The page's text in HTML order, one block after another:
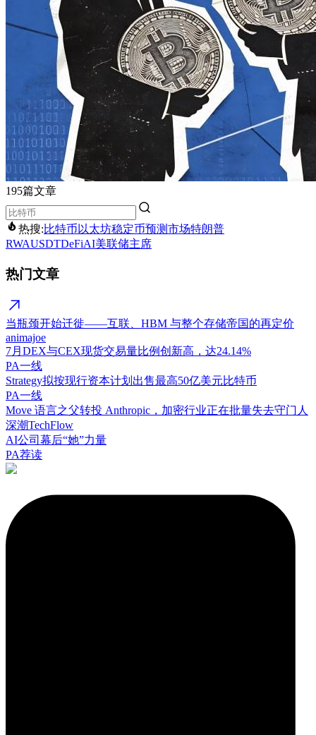
195篇文章
热搜:比特币 以太坊稳定币预测市场特朗普
RWAUSDTDeFiAI美联储主席
热门文章
当瓶颈开始迁徙——互联、HBM 与整个存储帝国的再定价
animajoe
7月DEX与CEX现货交易量比例创新高，达24.14%
PA一线
Strategy拟按现行资本计划出售最高50亿美元比特币
PA一线
Move 语言之父转投 Anthropic，加密行业正在批量失去守门人
深潮TechFlow
AI公司幕后“她”力量
PA荐读